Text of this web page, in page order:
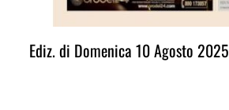
Ediz. di Domenica 10 Agosto 2025